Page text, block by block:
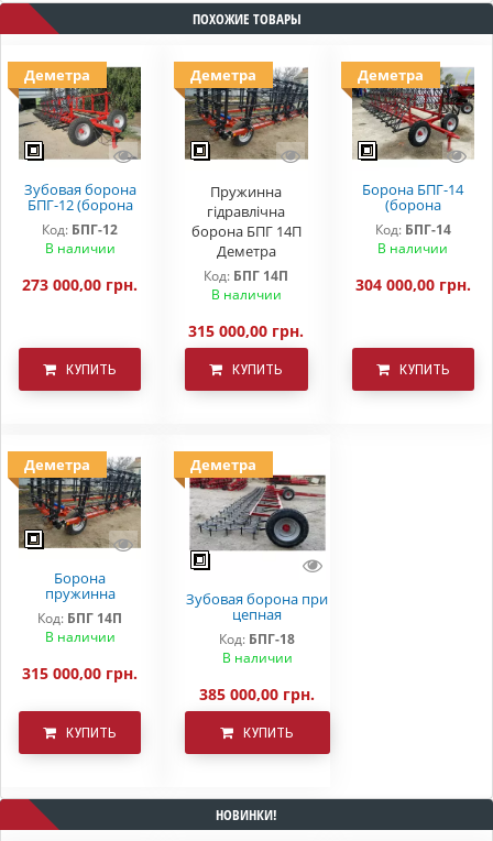
ПОХОЖИЕ ТОВАРЫ
Деметра
Зубовая борона
БПГ-12 (борона
прицепная
гидравлическая)
Код: БПГ-12
В наличии
273 000,00 грн.
КУПИТЬ
Деметра
Пружинна
гідравлічна
борона БПГ 14П
Деметра
Код: БПГ 14П
В наличии
315 000,00 грн.
КУПИТЬ
Деметра
Борона БПГ-14
(борона
прицепная
гидравлическая)
Код: БПГ-14
В наличии
304 000,00 грн.
КУПИТЬ
Деметра
Борона
пружинна
гідравлічна БПГ
14П Деметра
Код: БПГ 14П
В наличии
315 000,00 грн.
КУПИТЬ
Деметра
Зубовая борона при
цепная
гидравлическая
БПГ-18 Деметра
Код: БПГ-18
В наличии
385 000,00 грн.
КУПИТЬ
НОВИНКИ!